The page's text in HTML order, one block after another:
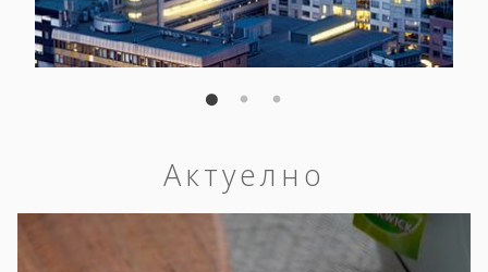
Актуелно